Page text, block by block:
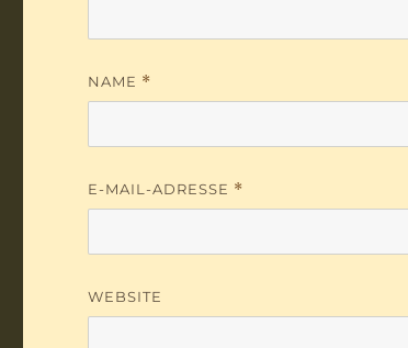
NAME *
E-MAIL-ADRESSE *
WEBSITE